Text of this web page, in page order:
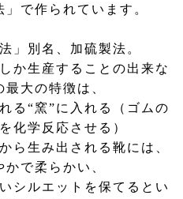
」で作られています。
」別名、加硫製法。
か生産することの出来な
大の特徴は、
る“窯”に入れる（ゴムの
化学反応させる）
ら生み出される靴には、
で柔らかい、
シルエットを保てるとい